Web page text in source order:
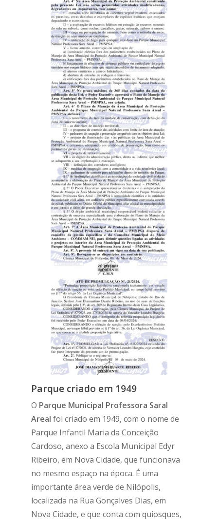
Parque criado em 1949
O Parque Municipal Professora Saral
Areal foi criado em 1949, com o nome de
Parque Infantil Maria da Conceição
Cardoso, anexo a Escola Municipal Edyr
Ribeiro, em Nova Cidade, que funcionava
no mesmo espaço na época. É uma
importante área verde de Nilópolis,
localizada na Rua Gonçalves Dias, em
Nova Cidade, e que conta com quiosques,